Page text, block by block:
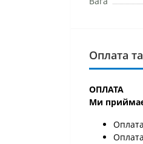
Оплата
ОПЛАТА
Ми